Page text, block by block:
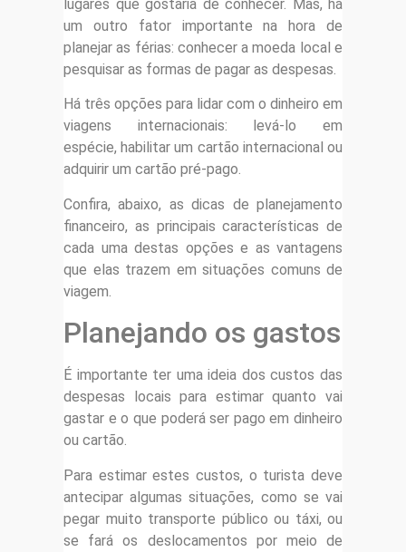
lugares que gostaria de conhecer. Mas, há
um outro fator importante na hora de
planejar as férias: conhecer a moeda local e
pesquisar as formas de pagar as despesas.
Há três opções para lidar com o dinheiro em
viagens internacionais: levá-lo em
espécie, habilitar um cartão internacional ou
adquirir um cartão pré-pago.
Confira, abaixo, as dicas de planejamento
financeiro, as principais características de
cada uma destas opções e as vantagens
que elas trazem em situações comuns de
viagem.
Planejando os gastos
É importante ter uma ideia dos custos das
despesas locais para estimar quanto vai
gastar e o que poderá ser pago em dinheiro
ou cartão.
Para estimar estes custos, o turista deve
antecipar algumas situações, como se vai
pegar muito transporte público ou táxi, ou
se fará os deslocamentos por meio de